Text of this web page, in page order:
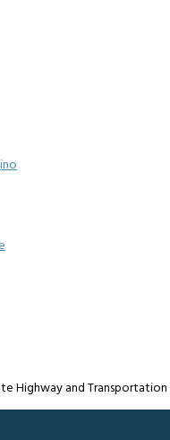
Highway and Transportation